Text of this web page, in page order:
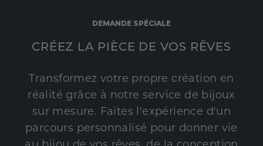
DEMANDE SPÉCIALE
CRÉEZ LA PIÈCE DE VOS RÊVES
Transformez votre propre création en
réalité grâce à notre service de bijoux
sur mesure. Faites l'expérience d'un
parcours personnalisé pour donner vie